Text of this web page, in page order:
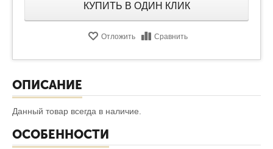
КУПИТЬ В ОДИН КЛИК
Отложить Сравнить
ОПИСАНИЕ
Данный товар всегда в наличие.
ОСОБЕННОСТИ